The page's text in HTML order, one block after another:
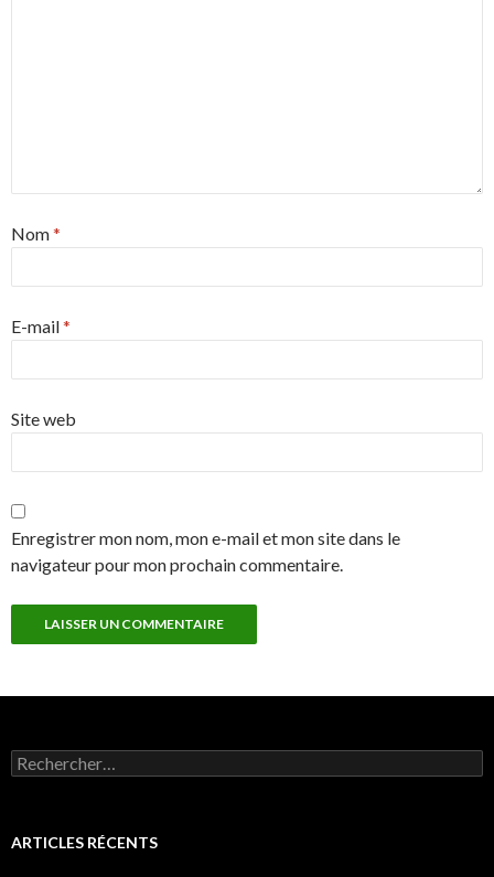
Nom*
E-mail*
Site web
Enregistrer mon nom, mon e-mail et mon site dans le
navigateur pour mon prochain commentaire.
Rechercher :
ARTICLES RÉCENTS